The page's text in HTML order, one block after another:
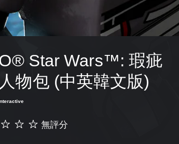
Star Wars™: 瑕疵
物包 (中英韓文版)
無評分